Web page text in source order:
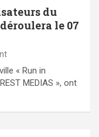
du
le 07
« Run in
MEDIAS », ont